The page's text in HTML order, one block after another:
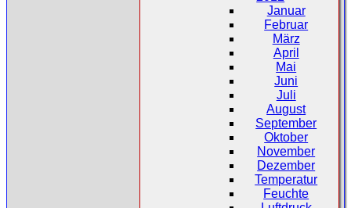
Januar
Februar
März
April
Mai
Juni
Juli
August
September
Oktober
November
Dezember
Temperatur
Feuchte